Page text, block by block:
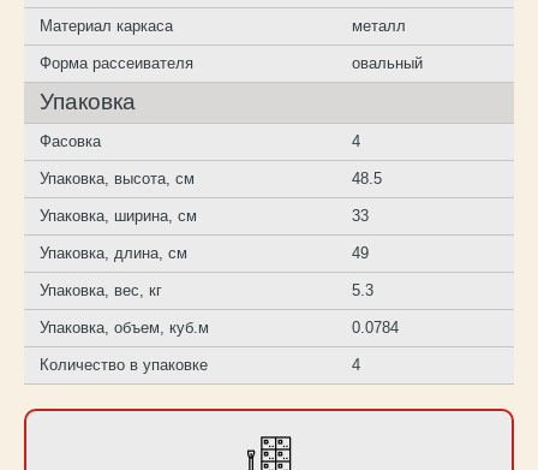
Материал каркаса металл
Форма рассеивателя овальный
Упаковка
Фасовка 4
Упаковка, высота, см 48.5
Упаковка, ширина, см 33
Упаковка, длина, см 49
Упаковка, вес, кг 5.3
Упаковка, объем, куб.м 0.0784
Количество в упаковке 4